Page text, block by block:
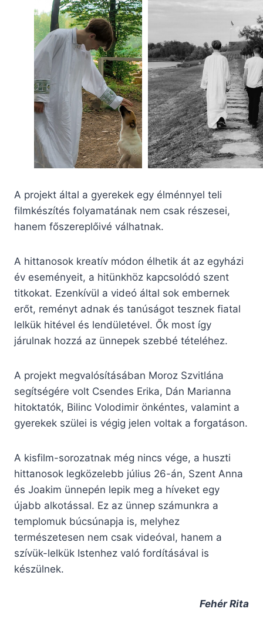
A projekt által a gyerekek egy élménnyel teli
filmkészítés folyamatának nem csak részesei,
hanem főszereplőivé válhatnak.
A hittanosok kreatív módon élhetik át az egyházi
év eseményeit, a hitünkhöz kapcsolódó szent
titkokat. Ezenkívül a videó által sok embernek
erőt, reményt adnak és tanúságot tesznek fiatal
lelkük hitével és lendületével. Ők most így
járulnak hozzá az ünnepek szebbé tételéhez.
A projekt megvalósításában Moroz Szvitlána
segítségére volt Csendes Erika, Dán Marianna
hitoktatók, Bilinc Volodimir önkéntes, valamint a
gyerekek szülei is végig jelen voltak a forgatáson.
A kisfilm-sorozatnak még nincs vége, a huszti
hittanosok legközelebb július 26-án, Szent Anna
és Joakim ünnepén lepik meg a híveket egy
újabb alkotással. Ez az ünnep számunkra a
templomuk búcsúnapja is, melyhez
természetesen nem csak videóval, hanem a
szívük-lelkük Istenhez való fordításával is
készülnek.
Fehér Rita